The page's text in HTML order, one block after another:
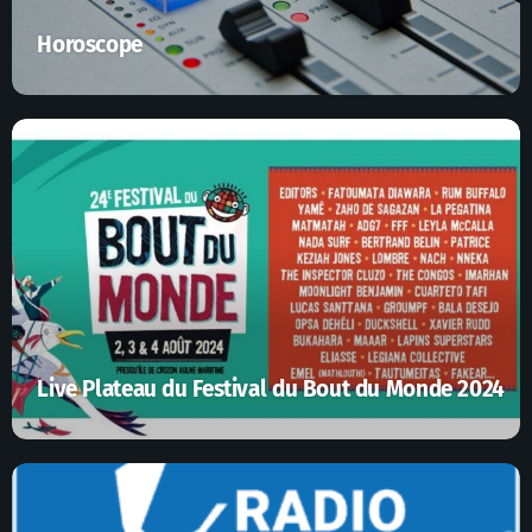
Horoscope
Live Plateau du Festival du Bout du Monde 2024